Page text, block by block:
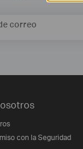
correo
con la Seguridad